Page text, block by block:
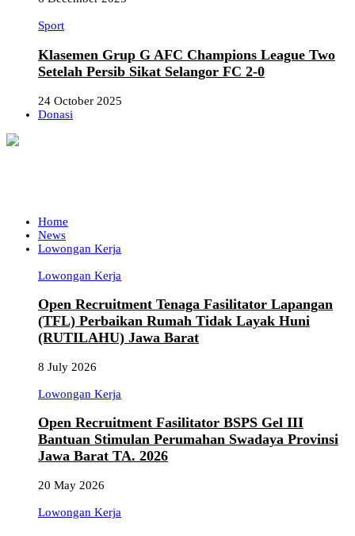
Sport
Klasemen Grup G AFC Champions League Two
Setelah Persib Sikat Selangor FC 2-0
24 October 2025
Donasi
Home
News
Lowongan Kerja
Lowongan Kerja
Open Recruitment Tenaga Fasilitator Lapangan
(TFL) Perbaikan Rumah Tidak Layak Huni
(RUTILAHU) Jawa Barat
8 July 2026
Lowongan Kerja
Open Recruitment Fasilitator BSPS Gel III
Bantuan Stimulan Perumahan Swadaya Provinsi
Jawa Barat TA. 2026
20 May 2026
Lowongan Kerja